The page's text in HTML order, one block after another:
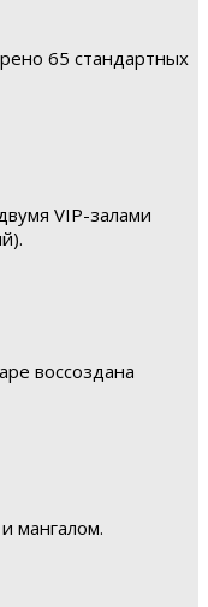
65 стандартных
VIP-залами
воссоздана
мангалом.